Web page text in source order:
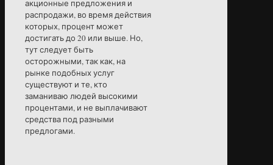
акционные предложения и
распродажи, во время действия
которых, процент может
достигать до 20 или выше. Но,
тут следует быть
осторожными, так как, на
рынке подобных услуг
существуют и те, кто
заманиваю людей высокими
процентами, и не выплачивают
средства под разными
предлогами.